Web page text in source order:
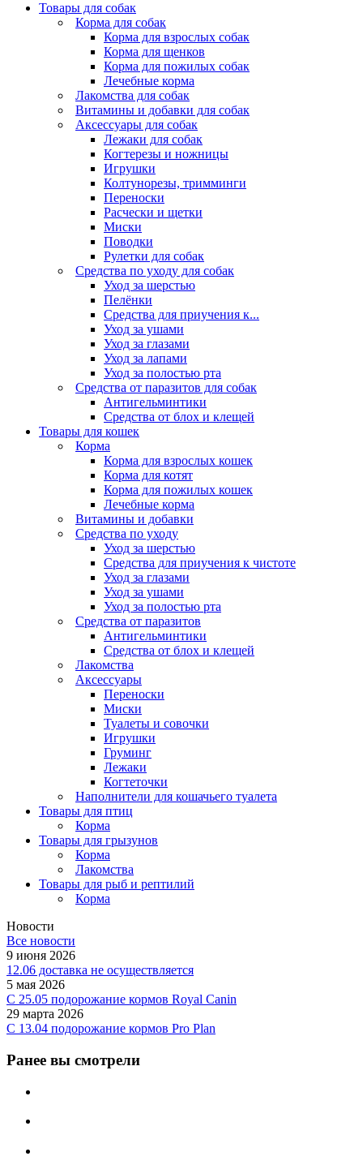
Товары для собак
Корма для собак
Корма для взрослых собак
Корма для щенков
Корма для пожилых собак
Лечебные корма
Лакомства для собак
Витамины и добавки для собак
Аксессуары для собак
Лежаки для собак
Когтерезы и ножницы
Игрушки
Колтунорезы, тримминги
Переноски
Расчески и щетки
Миски
Поводки
Рулетки для собак
Средства по уходу для собак
Уход за шерстью
Пелёнки
Средства для приучения к...
Уход за ушами
Уход за глазами
Уход за лапами
Уход за полостью рта
Средства от паразитов для собак
Антигельминтики
Средства от блох и клещей
Товары для кошек
Корма
Корма для взрослых кошек
Корма для котят
Корма для пожилых кошек
Лечебные корма
Витамины и добавки
Средства по уходу
Уход за шерстью
Средства для приучения к чистоте
Уход за глазами
Уход за ушами
Уход за полостью рта
Средства от паразитов
Антигельминтики
Средства от блох и клещей
Лакомства
Аксессуары
Переноски
Миски
Туалеты и совочки
Игрушки
Груминг
Лежаки
Когтеточки
Наполнители для кошачьего туалета
Товары для птиц
Корма
Товары для грызунов
Корма
Лакомства
Товары для рыб и рептилий
Корма
Новости
Все новости
9 июня 2026
12.06 доставка не осуществляется
5 мая 2026
C 25.05 подорожание кормов Royal Canin
29 марта 2026
С 13.04 подорожание кормов Pro Plan
Ранее вы смотрели